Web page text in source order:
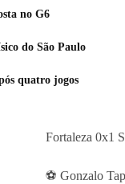
no G6
do São Paulo
quatro jogos
Fortaleza 0x1
⚽️ Gonzalo